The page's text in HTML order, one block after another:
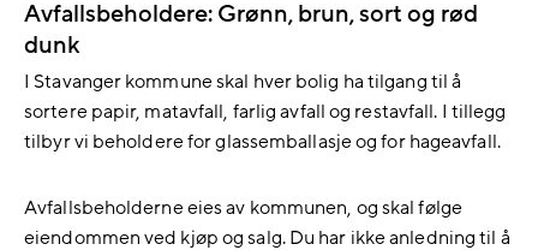
Avfallsbeholdere: Grønn, brun, sort og rød
dunk
I Stavanger kommune skal hver bolig ha tilgang til å
sortere papir, matavfall, farlig avfall og restavfall. I tillegg
tilbyr vi beholdere for glassemballasje og for hageavfall.
Avfallsbeholderne eies av kommunen, og skal følge
eiendommen ved kjøp og salg. Du har ikke anledning til å